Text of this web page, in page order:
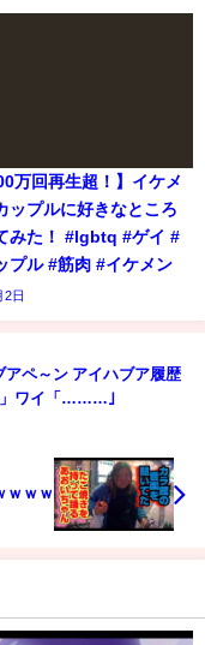
万回再生超！】イケメ
ップルに好きなところ
みた！ #lgbtq #ゲイ #
プル #筋肉 #イケメン
2日
ペ～ン アイハブア履歴
」ワイ「………｣
ｗｗｗ